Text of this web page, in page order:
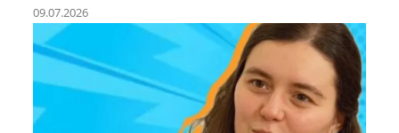
09.07.2026